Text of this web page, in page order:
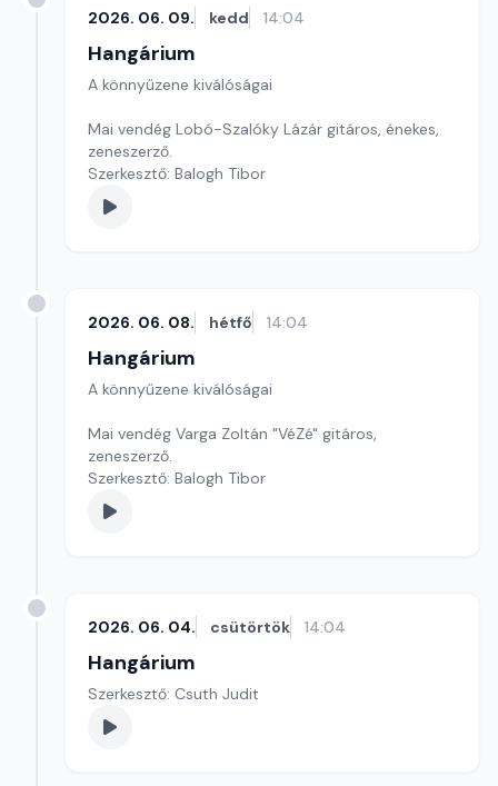
2026. 06. 09. kedd 14:04
Hangárium
A könnyűzene kiválóságai
Mai vendég Lobó-Szalóky Lázár gitáros, énekes,
zeneszerző.
Szerkesztő: Balogh Tibor
2026. 06. 08. hétfő 14:04
Hangárium
A könnyűzene kiválóságai
Mai vendég Varga Zoltán "VéZé" gitáros,
zeneszerző.
Szerkesztő: Balogh Tibor
2026. 06. 04. csütörtök 14:04
Hangárium
Szerkesztő: Csuth Judit